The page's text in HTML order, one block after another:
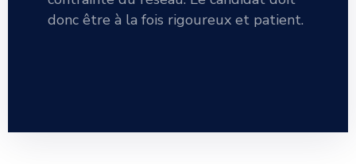
donc être à la fois rigoureux et patient.